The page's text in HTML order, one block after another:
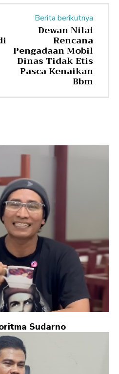
Berita berikutnya
Dewan Nilai
Rencana
Pengadaan Mobil
Dinas Tidak Etis
Pasca Kenaikan
Bbm
Sudarno